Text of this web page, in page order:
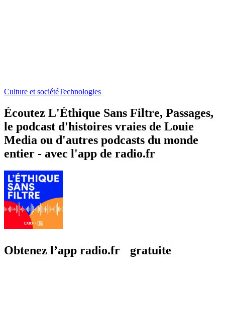
Culture et sociétéTechnologies
Écoutez L'Éthique Sans Filtre, Passages,
le podcast d'histoires vraies de Louie
Media ou d'autres podcasts du monde
entier - avec l'app de radio.fr
Obtenez l’app radio.fr gratuite